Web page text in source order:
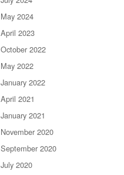
May 2024
April 2023
October 2022
May 2022
January 2022
April 2021
January 2021
November 2020
September 2020
July 2020